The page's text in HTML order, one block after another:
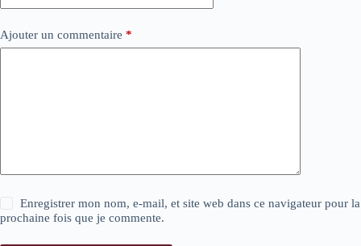
Ajouter un commentaire *
Enregistrer mon nom, e-mail, et site web dans ce navigateur pour la
prochaine fois que je commente.